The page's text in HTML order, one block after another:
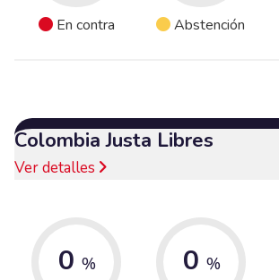
En contra Abstención
Colombia Justa Libres
Ver detalles
0 % 0 %